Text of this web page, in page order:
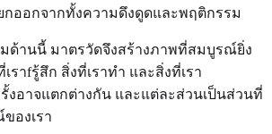
กออกจากทั้งความดึงดูดและพฤติกรรม
ด้านนี้ มาตรวัดจึงสร้างภาพที่สมบูรณ์ยิ่ง
ราfรู้สึก สิ่งที่เราทำ และสิ่งที่เรา
งอาจแตกต่างกัน และแต่ละส่วนเป็นส่วนที่
องเรา